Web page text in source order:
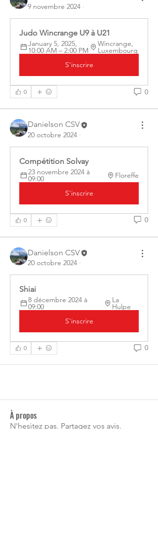
9 novembre 2024 ·
Judo Wincrange U9 à U21
January 5, 2025,
10:00 AM – 2:00 PM
Wincrange,
Luxembourg
S'inscrire
0 0
Danielson CSV
20 octobre 2024 ·
Compétition Solvay
23 novembre 2024 à
09:00
Floreffe
S'inscrire
0 0
Danielson CSV
20 octobre 2024 ·
Shiai
8 décembre 2024 à
09:00
La
Hulpe
S'inscrire
0 0
À propos
N'hesitez pas. Partagez vos avis.